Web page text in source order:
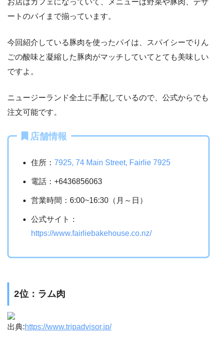
お店はカフェになっていて、メニューは野菜や豚肉、デザ
ートのパイまで揃っています。
今回紹介している豚肉を使ったパイは、スパイシーでりん
ごの酸味と凝縮した豚肉がマッチしていてとても美味しい
ですよ。
ニュージーランド全土に手配しているので、公式からでも
注文可能です。
店舗情報
住所：7925, 74 Main Street, Fairlie 7925
電話：+6436856063
営業時間：6:00~16:30（月～日）
公式サイト：
https://www.fairliebakehouse.co.nz/
2位：ラム肉
出典:https://www.tripadvisor.jp/